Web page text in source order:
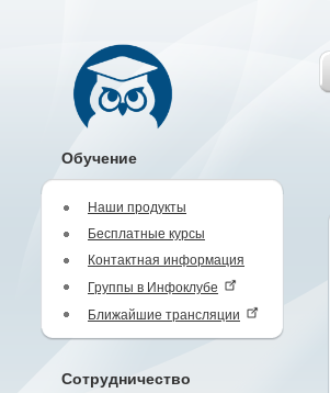
Обучение
Наши продукты
Бесплатные курсы
Контактная информация
Группы в Инфоклубе
Ближайшие трансляции
Сотрудничество